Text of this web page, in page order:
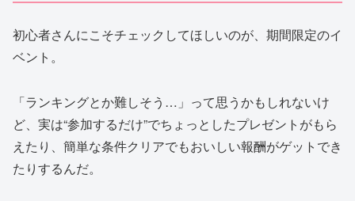
初心者さんにこそチェックしてほしいのが、期間限定のイ
ベント。
「ランキングとか難しそう…」って思うかもしれないけ
ど、実は“参加するだけ”でちょっとしたプレゼントがもら
えたり、簡単な条件クリアでもおいしい報酬がゲットでき
たりするんだ。